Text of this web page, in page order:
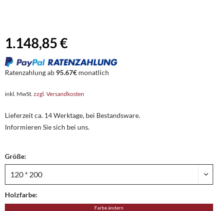
1.148,85 €
Ratenzahlung ab 95.67€ monatlich
inkl. MwSt. zzgl. Versandkosten
Lieferzeit ca. 14 Werktage, bei Bestandsware.
Informieren Sie sich bei uns.
Größe:
Holzfarbe:
Farbe ändern